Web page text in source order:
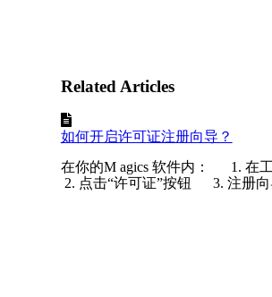
Related Articles
如何开启许可证注册向导？
在你的M agics 软件内： 1. 在
2. 点击“许可证”按钮 3. 注册向